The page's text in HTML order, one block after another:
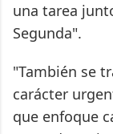
una tarea
Segunda".
"También se
carácter
que enfoque